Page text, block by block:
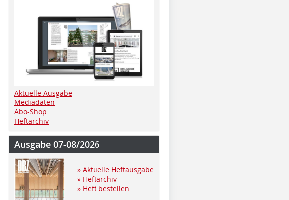
Aktuelle Ausgabe
Mediadaten
Abo-Shop
Heftarchiv
Ausgabe 07-08/2026
» Aktuelle Heftausgabe
» Heftarchiv
» Heft bestellen